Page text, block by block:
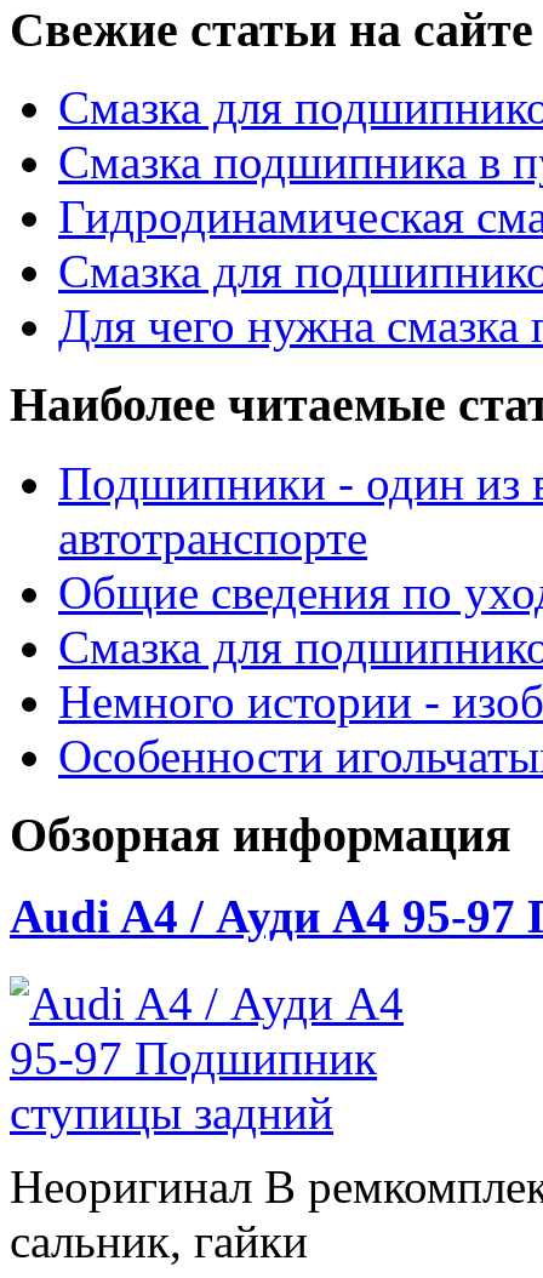
Свежие статьи на сайте
Смазка для
Смазка подшипника в
Гидродинамическая
Смазка для
Для чего нужна
Наиболее читаемые
Подшипники - один из
автотранспорте
Общие сведения по
Смазка для
Немного истории -
Особенности
Обзорная информация
Audi A4 / Ауди А4 95-97
Неоригинал В
сальник, гайки